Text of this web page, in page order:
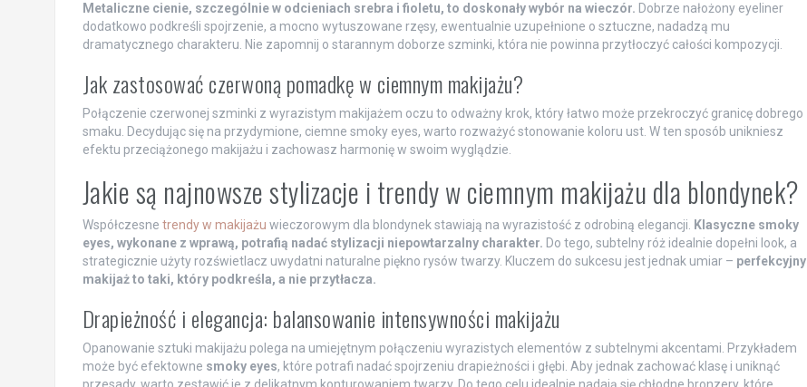
Metaliczne cienie, szczególnie w odcieniach srebra i fioletu, to doskonały wybór na wieczór. Dobrze nałożony eyeliner
dodatkowo podkreśli spojrzenie, a mocno wytuszowane rzęsy, ewentualnie uzupełnione o sztuczne, nadadzą mu
dramatycznego charakteru. Nie zapomnij o starannym doborze szminki, która nie powinna przytłoczyć całości kompozycji.
Jak zastosować czerwoną pomadkę w ciemnym makijażu?
Połączenie czerwonej szminki z wyrazistym makijażem oczu to odważny krok, który łatwo może przekroczyć granicę dobrego
smaku. Decydując się na przydymione, ciemne smoky eyes, warto rozważyć stonowanie koloru ust. W ten sposób unikniesz
efektu przeciążonego makijażu i zachowasz harmonię w swoim wyglądzie.
Jakie są najnowsze stylizacje i trendy w ciemnym makijażu dla blondynek?
Współczesne trendy w makijażu wieczorowym dla blondynek stawiają na wyrazistość z odrobiną elegancji.
Klasyczne smoky
eyes, wykonane z wprawą, potrafią nadać stylizacji niepowtarzalny charakter. Do tego, subtelny róż idealnie dopełni look, a
strategicznie użyty rozświetlacz uwydatni naturalne piękno rysów twarzy. Kluczem do sukcesu jest jednak umiar – perfekcyjny
makijaż to taki, który podkreśla, a nie przytłacza.
Drapieżność i elegancja: balansowanie intensywności makijażu
Opanowanie sztuki makijażu polega na umiejętnym połączeniu wyrazistych elementów z subtelnymi akcentami. Przykładem
może być efektowne smoky eyes, które potrafi nadać spojrzeniu drapieżności i głębi. Aby jednak zachować klasę i uniknąć